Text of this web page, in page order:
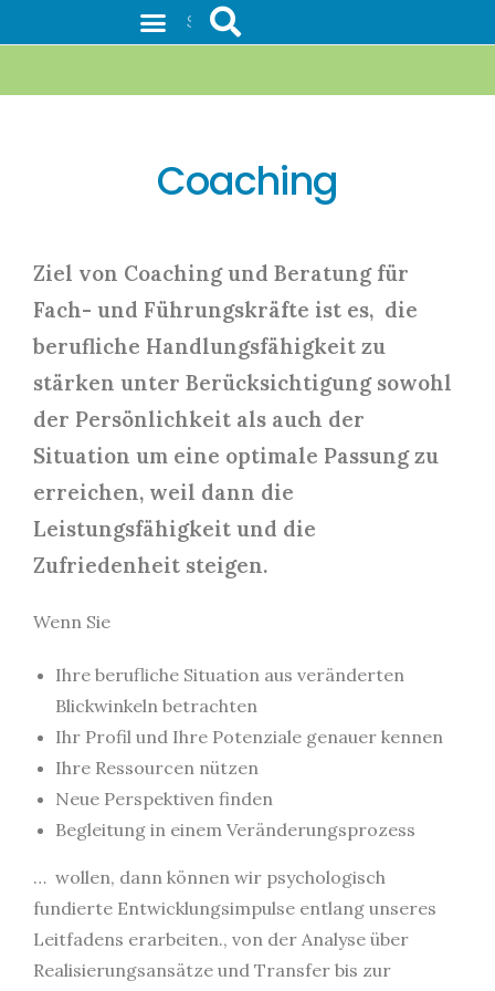
Coaching
Ziel von Coaching und Beratung für
Fach- und Führungskräfte ist es,  die
berufliche Handlungsfähigkeit zu
stärken unter Berücksichtigung sowohl
der Persönlichkeit als auch der
Situation um eine optimale Passung zu
erreichen, weil dann die
Leistungsfähigkeit und die
Zufriedenheit steigen.
Wenn Sie
Ihre berufliche Situation aus veränderten
Blickwinkeln betrachten
Ihr Profil und Ihre Potenziale genauer kennen
Ihre Ressourcen nützen
Neue Perspektiven finden
Begleitung in einem Veränderungsprozess
… wollen, dann können wir psychologisch
fundierte Entwicklungsimpulse entlang unseres
Leitfadens erarbeiten., von der Analyse über
Realisierungsansätze und Transfer bis zur